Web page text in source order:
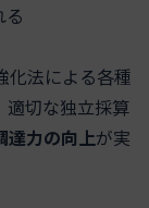
化法による各種
適切な独立採算
達力の向上が実